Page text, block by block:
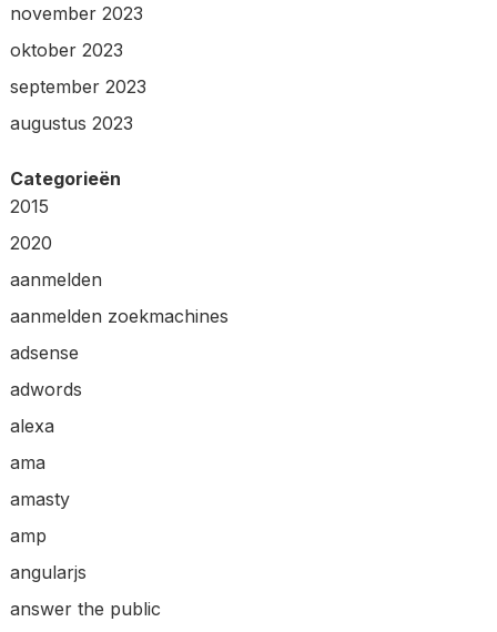
november 2023
oktober 2023
september 2023
augustus 2023
Categorieën
2015
2020
aanmelden
aanmelden zoekmachines
adsense
adwords
alexa
ama
amasty
amp
angularjs
answer the public